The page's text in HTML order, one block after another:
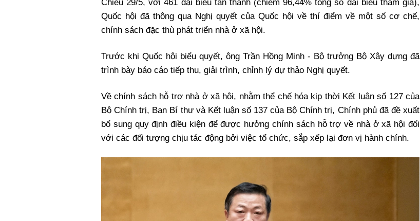
Xi nhan Trái Phải
Bạn đọc viết
Chiều 29/5, với 461 đại biểu tán thành (chiếm 96,44% tổng số đại biểu tham gia),
Quốc hội đã thông qua Nghị quyết của Quốc hội về thí điểm về một số cơ chế,
chính sách đặc thù phát triển nhà ở xã hội.
Trước khi Quốc hội biểu quyết, ông Trần Hồng Minh - Bộ trưởng Bộ Xây dựng đã
trình bày báo cáo tiếp thu, giải trình, chỉnh lý dự thảo Nghị quyết.
Về chính sách hỗ trợ nhà ở xã hội, nhằm thể chế hóa kịp thời Kết luận số 127 của
Bộ Chính trị, Ban Bí thư và Kết luận số 137 của Bộ Chính trị, Chính phủ đã đề xuất
bổ sung quy định điều kiện để được hưởng chính sách hỗ trợ về nhà ở xã hội đối
với các đối tượng chịu tác động bởi việc tổ chức, sắp xếp lại đơn vị hành chính.